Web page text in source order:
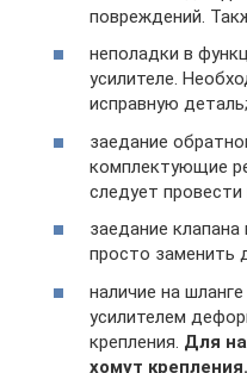
повреждений.
неполадки в
усилителе.
исправную деталь;
заедание
комплектующие
следует провести
заедание клапана
просто заменить
наличие на
усилителем
крепления. Для
хомут крепления.